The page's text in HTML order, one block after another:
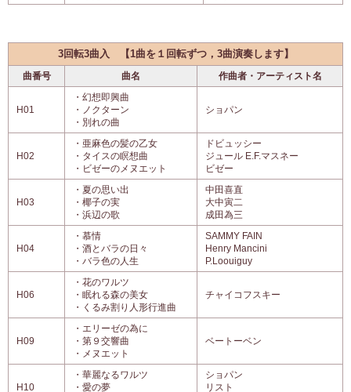
3回転3曲入 【1曲を１回転ずつ，3曲演奏します】
曲番号 曲名 作曲者・アーティスト名
H01
・幻想即興曲
・ノクターン
・別れの曲
ショパン
H02
・亜麻色の髪の乙女
・タイスの瞑想曲
・ビゼーのメヌエット
ドビュッシー
ジュール E.F.マスネー
ビゼー
H03
・夏の思い出
・椰子の実
・浜辺の歌
中田喜直
大中寅二
成田為三
H04
・慕情
・酒とバラの日々
・バラ色の人生
SAMMY FAIN
Henry Mancini
P.Loouiguy
H06
・花のワルツ
・眠れる森の美女
・くるみ割り人形行進曲
チャイコフスキー
H09
・エリーゼの為に
・第９交響曲
・メヌエット
ベートーベン
H10
・華麗なるワルツ
・愛の夢
ショパン
リスト